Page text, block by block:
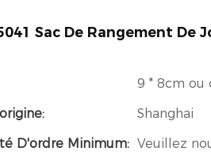
Sac De Rangement De
9 * 8cm ou
Shanghai
D'ordre Minimum: Veuillez